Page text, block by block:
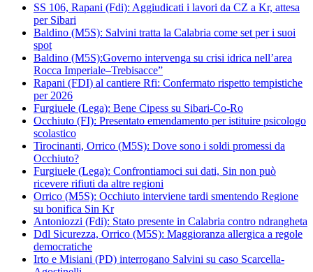
SS 106, Rapani (Fdi): Aggiudicati i lavori da CZ a Kr, attesa
per Sibari
Baldino (M5S): Salvini tratta la Calabria come set per i suoi
spot
Baldino (M5S):Governo intervenga su crisi idrica nell’area
Rocca Imperiale–Trebisacce”
Rapani (FDI) al cantiere Rfi: Confermato rispetto tempistiche
per 2026
Furgiuele (Lega): Bene Cipess su Sibari-Co-Ro
Occhiuto (FI): Presentato emendamento per istituire psicologo
scolastico
Tirocinanti, Orrico (M5S): Dove sono i soldi promessi da
Occhiuto?
Furgiuele (Lega): Confrontiamoci sui dati, Sin non può
ricevere rifiuti da altre regioni
Orrico (M5S): Occhiuto interviene tardi smentendo Regione
su bonifica Sin Kr
Antoniozzi (Fdi): Stato presente in Calabria contro ndrangheta
Ddl Sicurezza, Orrico (M5S): Maggioranza allergica a regole
democratiche
Irto e Misiani (PD) interrogano Salvini su caso Scarcella-